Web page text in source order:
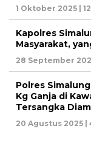
1 Oktober 2025 |
Kapolres
Masyarakat,
28 September
Polres
Kg Ganja di
Tersangka
20 Agustus 2025 |